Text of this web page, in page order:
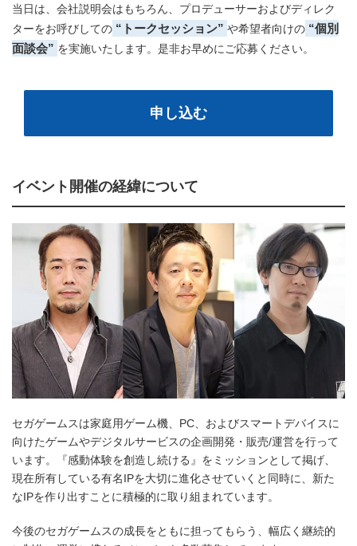
当日は、会社説明会はもちろん、プロデューサーおよびディレク
ターをお呼びしての “トークセッション” や希望者向けの “個別
面談会” を実施いたします。是非お早めにご応募ください。
申し込む
イベント開催の経緯について
セガゲームスは家庭用ゲーム機、PC、およびスマートデバイスに
向けたゲームやデジタルサービスの企画開発・販売/運営を行って
います。『感動体験を創造し続ける』をミッションとして掲げ、
現在所有している有名IPを大切に進化させていくと同時に、新た
なIPを作り出すことに積極的に取り組まれています。
今後のセガゲームスの成長をともに担ってもらう、幅広く継続的